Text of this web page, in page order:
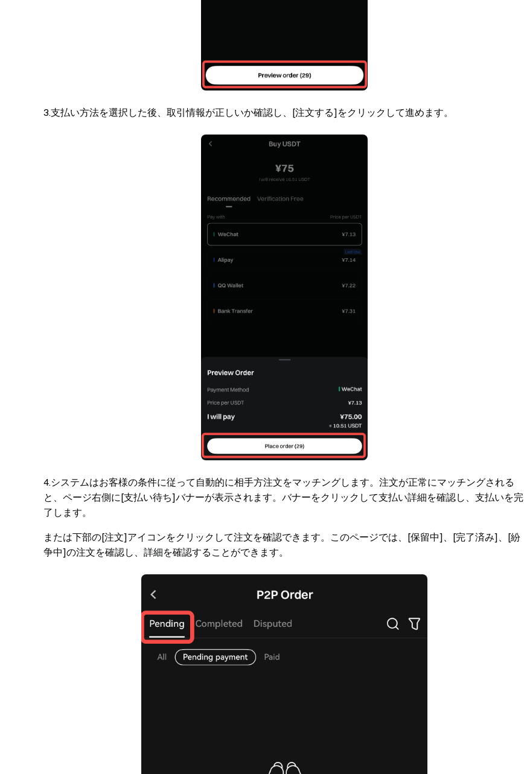
3.支払い方法を選択した後、取引情報が正しいか確認し、[注文する]をクリックして進めます。
4.システムはお客様の条件に従って自動的に相手方注文をマッチングします。注文が正常にマッチングされる
と、ページ右側に[支払い待ち]バナーが表示されます。バナーをクリックして支払い詳細を確認し、支払いを完
了します。
または下部の[注文]アイコンをクリックして注文を確認できます。このページでは、[保留中]、[完了済み]、[紛
争中]の注文を確認し、詳細を確認することができます。